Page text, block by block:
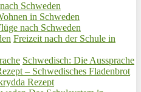
Schweden
in Schweden
nach Schweden
Freizeit nach der Schule in
Schwedisch: Die Aussprache
– Schwedisches Fladenbrot
Rezept